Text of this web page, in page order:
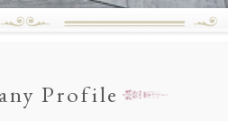
Profile